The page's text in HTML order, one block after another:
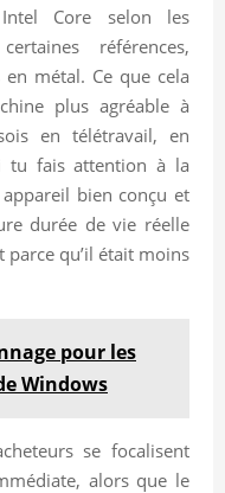
Core selon les
références,
métal. Ce que cela
plus agréable à
en télétravail, en
tu fais attention à la
bien conçu et
durée de vie réelle
parce qu’il était moins
pour les
Windows
se focalisent
alors que le